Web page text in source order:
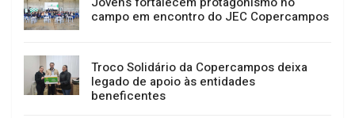
campo em encontro do JEC Copercampos
Troco Solidário da Copercampos deixa
legado de apoio às entidades
beneficentes